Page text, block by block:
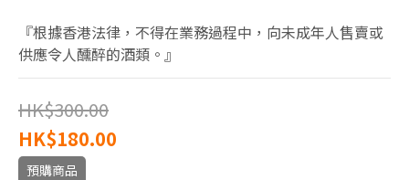
『根據香港法律，不得在業務過程中，向未成年人售賣或
供應令人醺醉的酒類。』
HK$300.00
HK$180.00
預購商品